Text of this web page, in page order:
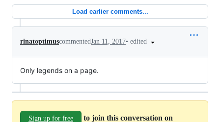
Load earlier comments...
rinatoptimuscommentedJan 11, 2017• edited
Only legends on a page.
Sign up for free to join this conversation on